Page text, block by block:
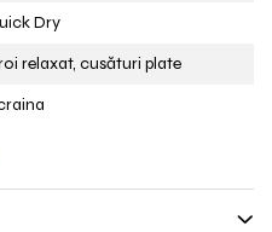
Dry
relaxat, cusături plate